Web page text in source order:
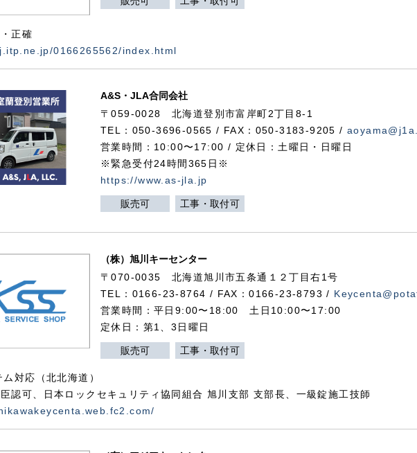
正確
0166265562/index.html
A&S・JLA合同会社
〒059-0028北海道登別市富岸町2丁目 8-1
TEL：050-3696-0565 / FAX：050-3183-9205 /
営業時間：10:00〜17:00 / 定休日：土曜日・日曜日
※緊急受付24時間365日※
https://www.as-jla.jp
販売可 工事・取付可
（株）旭川キーセンター
〒070-0035 北海道旭川市五条通１２丁目右1号
TEL：0166-23-8764 / FAX：0166-23-8793 /
営業時間：平日9:00〜18:00 土日10:00〜17:00
定休日：第1、3日曜日
販売可 工事・取付可
対応（北北海道）
認可、日本ロックセキュリティ協同組合 旭川支部 支部長、一級錠施工技師